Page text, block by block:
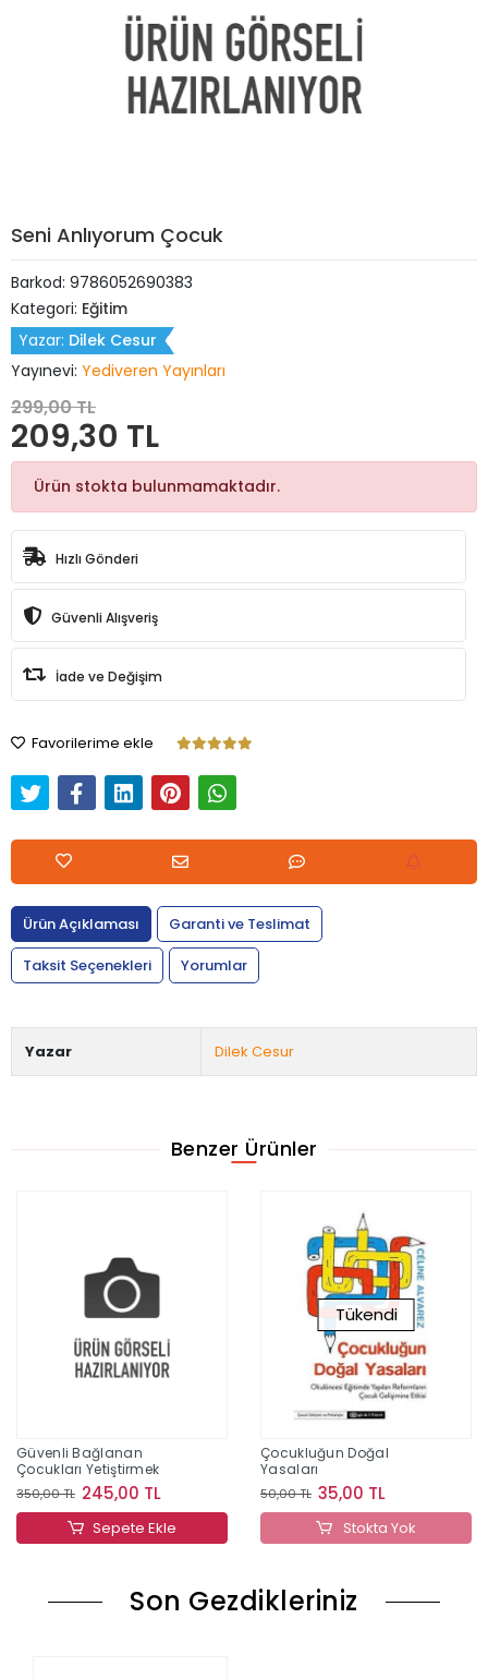
Seni Anlıyorum Çocuk
Barkod: 9786052690383
Kategori: Eğitim
Yazar: Dilek Cesur
Yayınevi: Yediveren Yayınları
299,00 TL
209,30 TL
Ürün stokta bulunmamaktadır.
Hızlı Gönderi
Güvenli Alışveriş
İade ve Değişim
Favorilerime ekle
Ürün Açıklaması
Garanti ve Teslimat
Taksit Seçenekleri
Yorumlar
Yazar Dilek Cesur
Benzer Ürünler
Güvenli Bağlanan
Çocukları Yetiştirmek
350,00 TL 245,00 TL
Sepete Ekle
Tükendi
Çocukluğun Doğal
Yasaları
50,00 TL 35,00 TL
Stokta Yok
Son Gezdikleriniz